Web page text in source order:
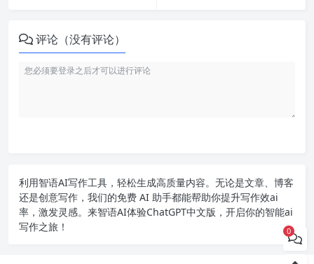
评论（没有评论）
利用智语AI写作工具，轻松生成高质量内容。无论是文章、博客
还是创意写作，我们的免费 AI 助手都能帮助你提升写作效ai
率，激发灵感。来智语AI体验ChatGPT中文版 ，开启你的智能ai
写作之旅！
0